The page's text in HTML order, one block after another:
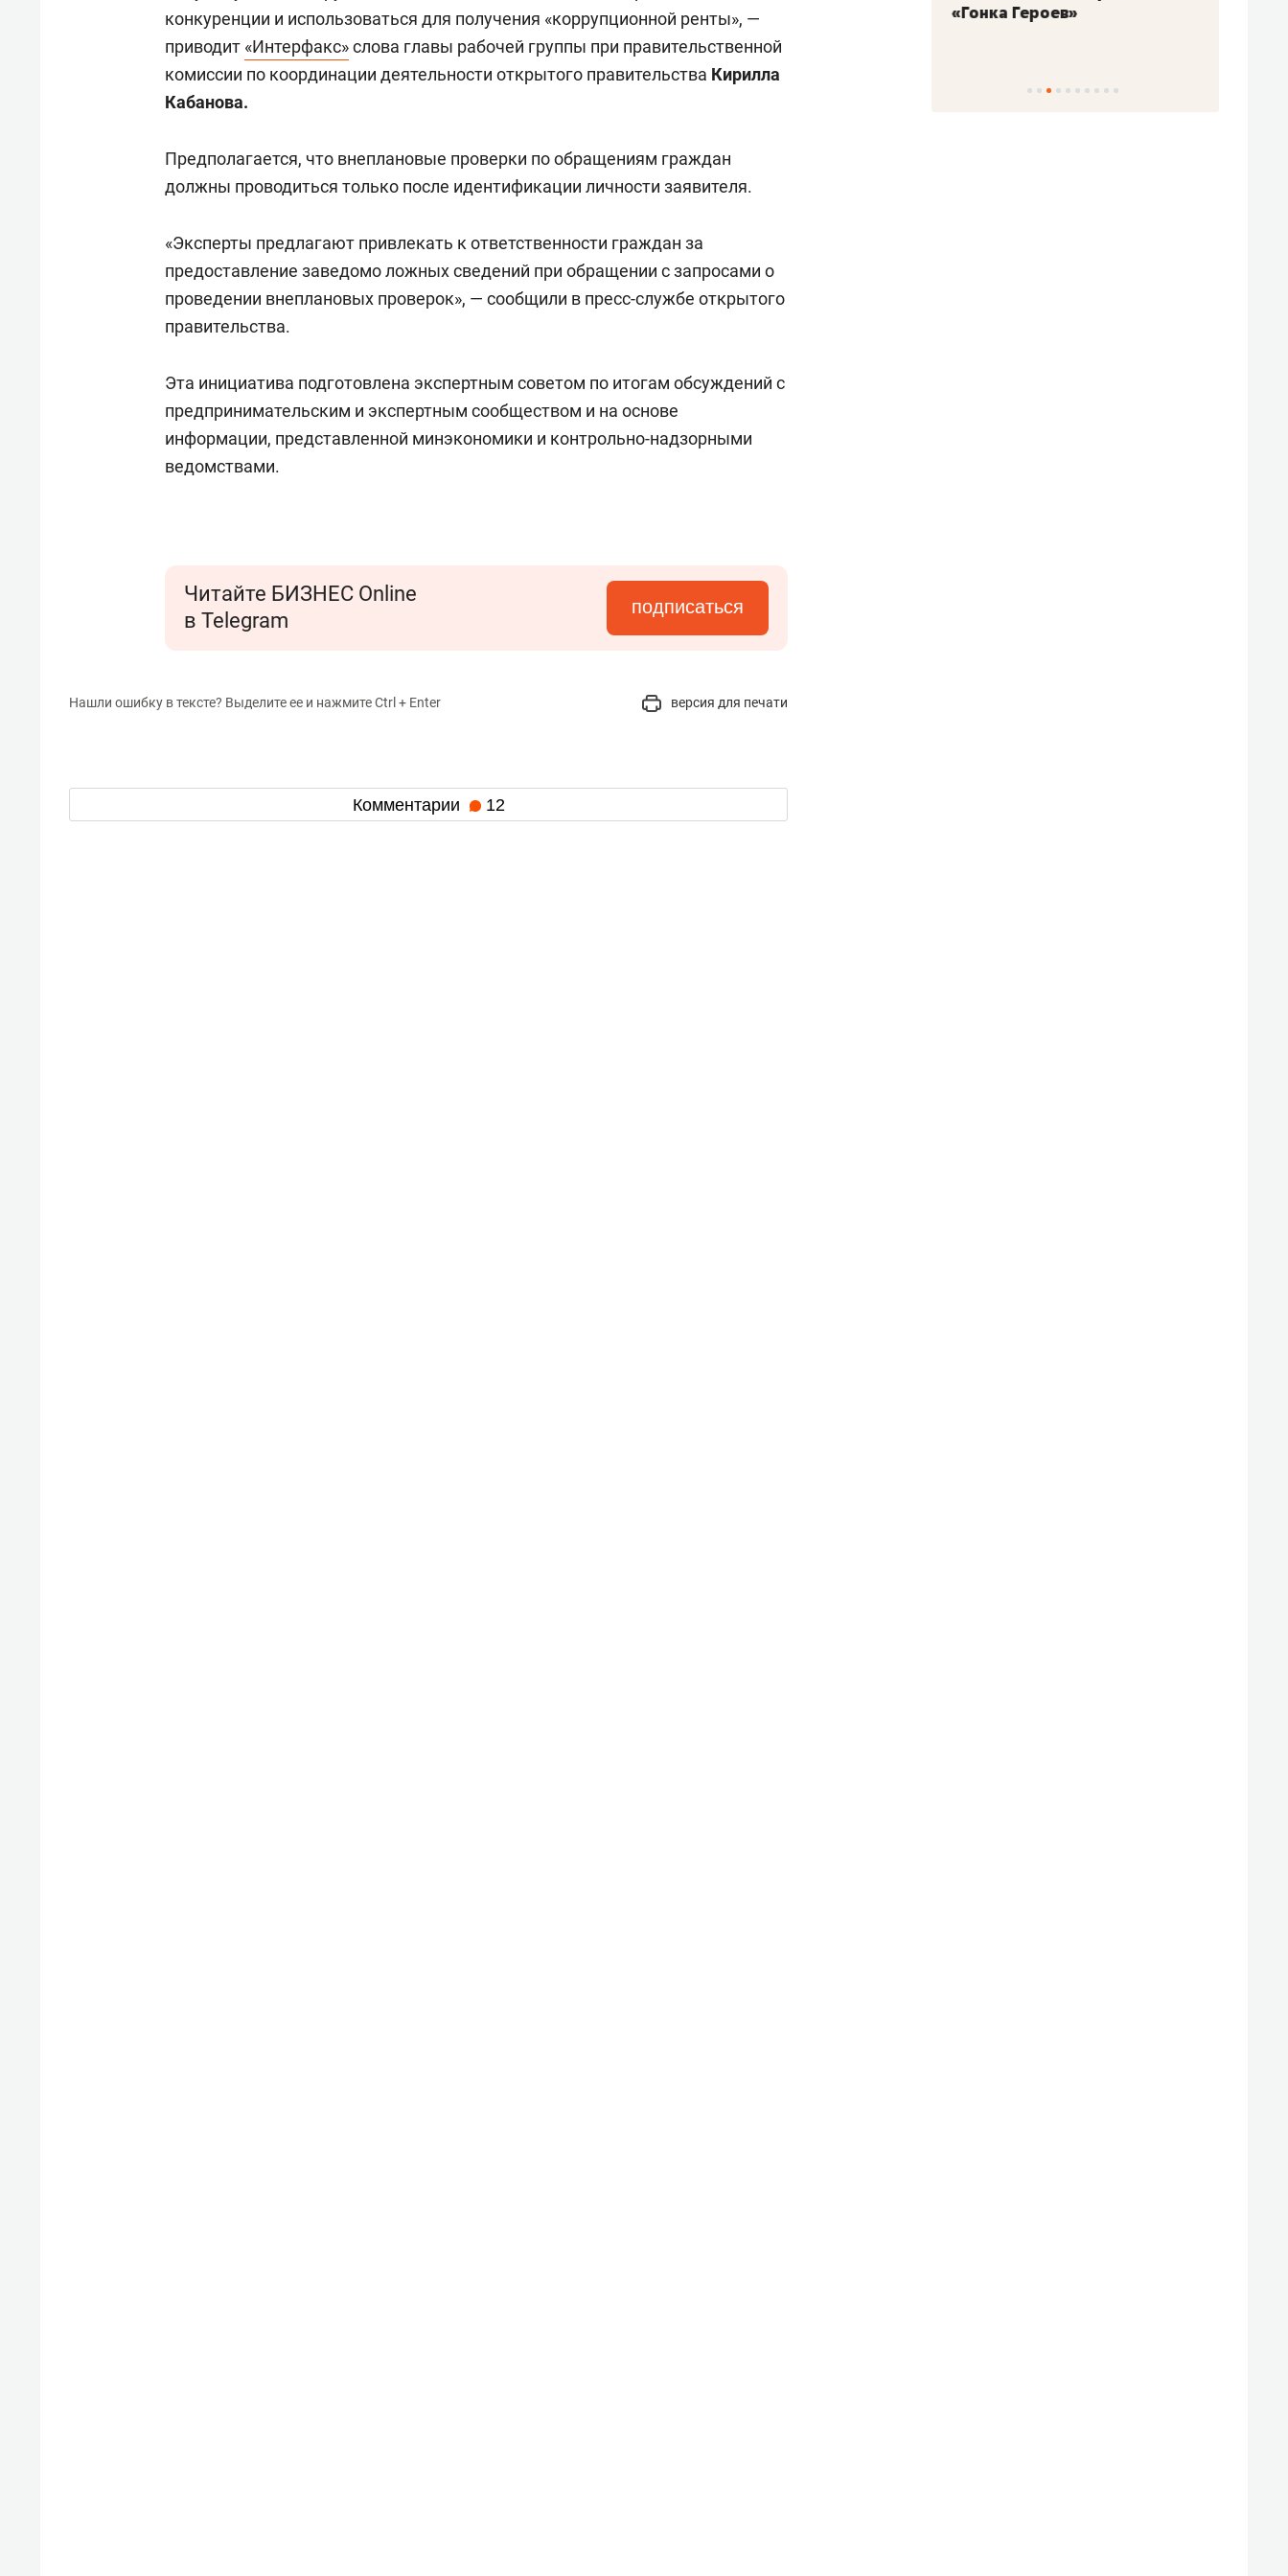
конкуренции и использоваться для получения «коррупционной ренты», —
приводит «Интерфакс»слова главы рабочей группы при правительственной
комиссии по координации деятельности открытого правительства Кирилла
Кабанова.
Предполагается, что внеплановые проверки по обращениям граждан
должны проводиться только после идентификации личности заявителя.
«Эксперты предлагают привлекать к ответственности граждан за
предоставление заведомо ложных сведений при обращении с запросами о
проведении внеплановых проверок», — сообщили в пресс-службе открытого
правительства.
Эта инициатива подготовлена экспертным советом по итогам обсуждений с
предпринимательским и экспертным сообществом и на основе
информации, представленной минэкономики и контрольно-надзорными
ведомствами.
Читайте БИЗНЕС Online
в Telegram
подписаться
Нашли ошибку в тексте? Выделите ее и нажмите Ctrl + Enter версия для печати
Комментарии 12
состоянием как основа
антихрупких команд
«Гонка Героев»